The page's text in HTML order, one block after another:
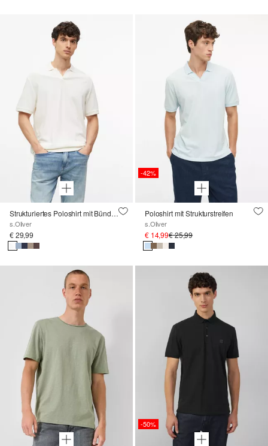
Strukturiertes Poloshirt mit Bündchen
s.Oliver
€ 29,99
-42%
Poloshirt mit Strukturstreifen
s.Oliver
€ 14,99€ 25,99
-50%